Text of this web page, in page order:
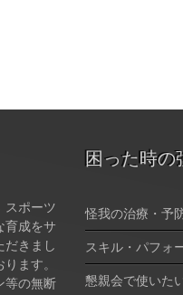
スポーツ
育成をサ
だきまし
ます。
等の無断
困った時の
怪我の治療・予
スキル・パフォ
懇親会で使いた